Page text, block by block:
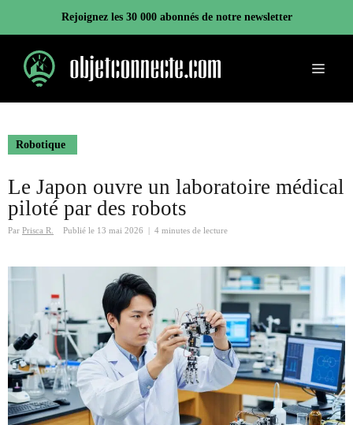
contenu
Rejoignez les 30 000 abonnés de notre newsletter
Menu
Robotique
Le Japon ouvre un laboratoire médical
piloté par des robots
Par Prisca R. Publié le 13 mai 2026 4 minutes de lecture